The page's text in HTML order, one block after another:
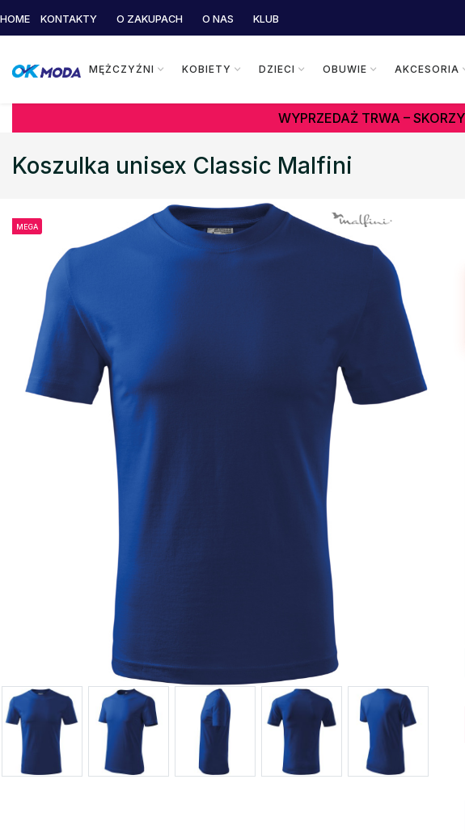
HOME KONTAKTY O ZAKUPACH O NAS KLUB
MĘŻCZYŹNI KOBIETY DZIECI OBUWIE AKCESORIA
WYPRZEDAŻ TRWA –
Koszulka unisex Classic Malfini
MEGA